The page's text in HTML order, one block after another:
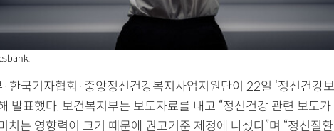
한국기자협회·중앙정신건강복지사업지원단이 22일 ‘정신건강보
발표했다. 보건복지부는 보도자료를 내고 “정신건강 관련 보도
치는 영향력이 크기 때문에 권고기준 제정에 나섰다”며 “정신질